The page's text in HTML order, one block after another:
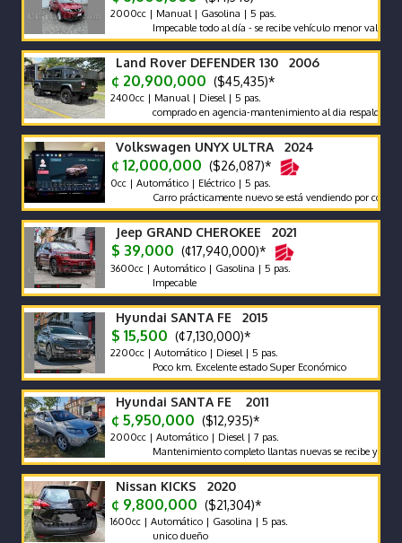
2000cc | Manual | Gasolina | 5 pas.
Impecable todo al día - se recibe vehículo menor valor garantía
Land Rover DEFENDER 130 2006
¢ 20,900,000 ($45,435)*
2400cc | Manual | Diesel | 5 pas.
comprado en agencia-mantenimiento al dia respaldo -pocos
Volkswagen UNYX ULTRA 2024
¢ 12,000,000 ($26,087)*
0cc | Automático | Eléctrico | 5 pas.
Carro prácticamente nuevo se está vendiendo por compra de
Jeep GRAND CHEROKEE 2021
$ 39,000 (¢17,940,000)*
3600cc | Automático | Gasolina | 5 pas.
Impecable
Hyundai SANTA FE 2015
$ 15,500 (¢7,130,000)*
2200cc | Automático | Diesel | 5 pas.
Poco km. Excelente estado Super Económico
Hyundai SANTA FE 2011
¢ 5,950,000 ($12,935)*
2000cc | Automático | Diesel | 7 pas.
Mantenimiento completo llantas nuevas se recibe y se
Nissan KICKS 2020
¢ 9,800,000 ($21,304)*
1600cc | Automático | Gasolina | 5 pas.
unico dueño